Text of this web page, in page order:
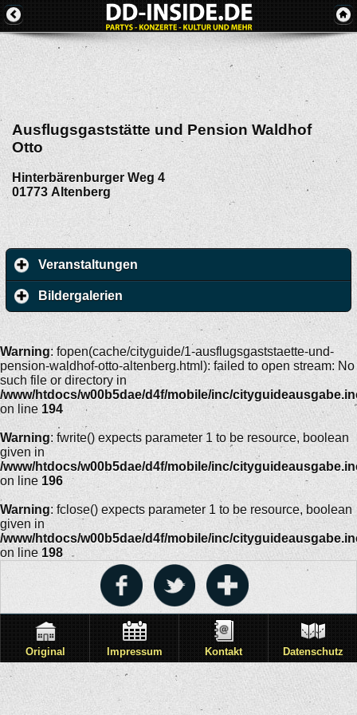
Ausflugsgaststätte und Pension Waldhof
Otto
Hinterbärenburger Weg 4
01773 Altenberg
Veranstaltungen
Bildergalerien
Warning: fopen(cache/cityguide/1-ausflugsgaststaette-und-
pension-waldhof-otto-altenberg.html): failed to open stream: No
such file or directory in
/www/htdocs/w00b5dae/d4f/mobile/inc/
on line 194
Warning: fwrite() expects parameter 1 to be resource, boolean
given in
/www/htdocs/w00b5dae/d4f/mobile/inc/
on line 196
Warning: fclose() expects parameter 1 to be resource, boolean
given in
/www/htdocs/w00b5dae/d4f/mobile/inc/
on line 198
Original Impressum Kontakt Datenschutz